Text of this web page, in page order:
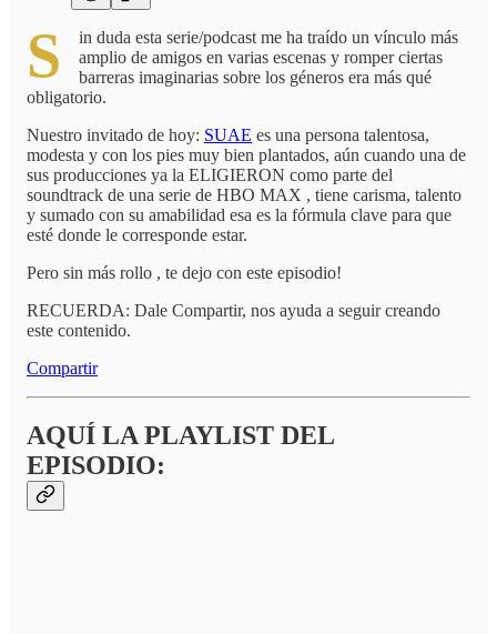
S
in duda esta serie/podcast me ha traído un vínculo más
amplio de amigos en varias escenas y romper ciertas
barreras imaginarias sobre los géneros era más qué
obligatorio.
Nuestro invitado de hoy: SUAE es una persona talentosa,
modesta y con los pies muy bien plantados, aún cuando una de
sus producciones ya la ELIGIERON como parte del
soundtrack de una serie de HBO MAX , tiene carisma, talento
y sumado con su amabilidad esa es la fórmula clave para que
esté donde le corresponde estar.
Pero sin más rollo , te dejo con este episodio!
RECUERDA: Dale Compartir, nos ayuda a seguir creando
este contenido.
Compartir
AQUÍ LA PLAYLIST DEL
EPISODIO: